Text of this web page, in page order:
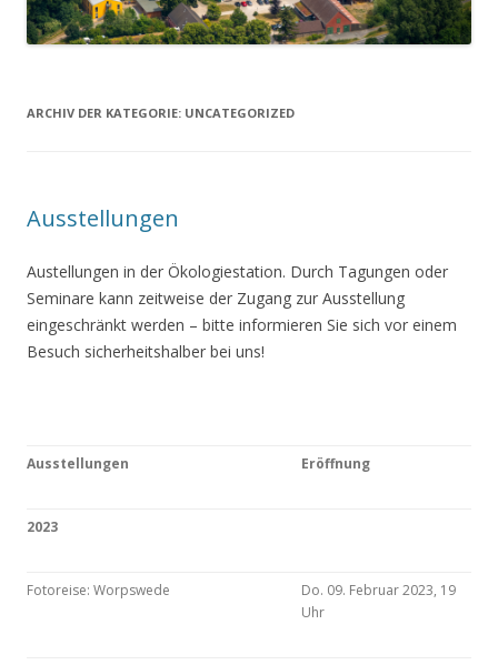
ARCHIV DER KATEGORIE: UNCATEGORIZED
Ausstellungen
Austellungen in der Ökologiestation. Durch Tagungen oder
Seminare kann zeitweise der Zugang zur Ausstellung
eingeschränkt werden – bitte informieren Sie sich vor einem
Besuch sicherheitshalber bei uns!
Ausstellungen Eröffnung
2023
Fotoreise: Worpswede
Do. 09. Februar 2023, 19
Uhr